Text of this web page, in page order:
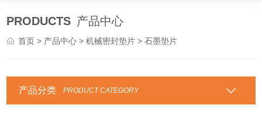
PRODUCTS 产品中心
首页 > 产品中心 >机械密封垫片 > 石墨垫片
产品分类 PRODUCT CATEGORY